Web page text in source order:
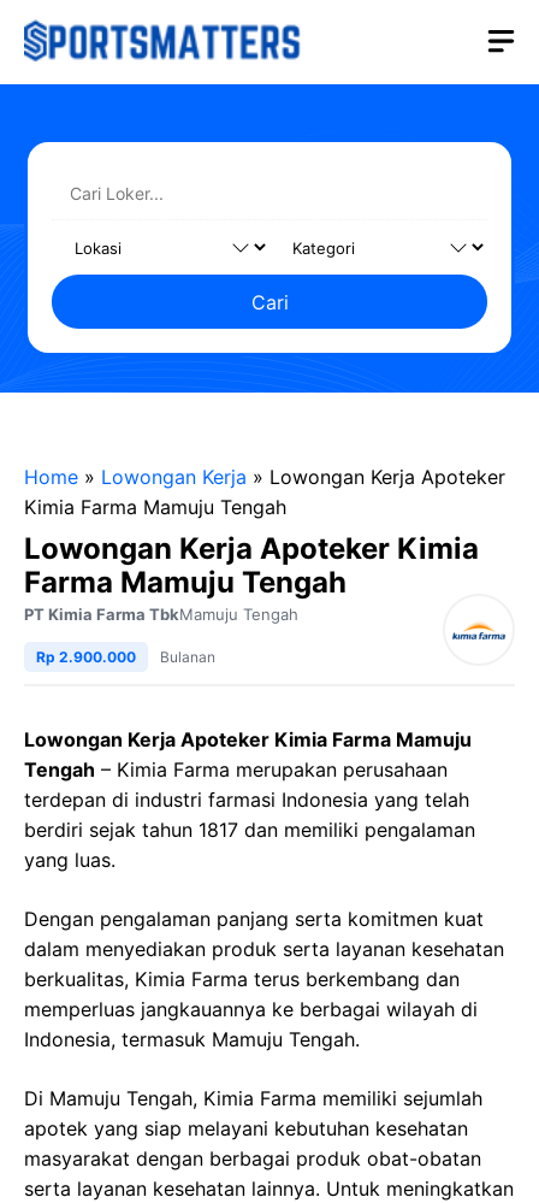
Langsung
Cari
Home » Lowongan Kerja » Lowongan Kerja Apoteker
Kimia Farma Mamuju Tengah
Lowongan Kerja Apoteker Kimia
Farma Mamuju Tengah
PT Kimia Farma TbkMamuju Tengah
Rp 2.900.000 Bulanan
Lowongan Kerja Apoteker Kimia Farma Mamuju
Tengah – Kimia Farma merupakan perusahaan
terdepan di industri farmasi Indonesia yang telah
berdiri sejak tahun 1817 dan memiliki pengalaman
yang luas.
Dengan pengalaman panjang serta komitmen kuat
dalam menyediakan produk serta layanan kesehatan
berkualitas, Kimia Farma terus berkembang dan
memperluas jangkauannya ke berbagai wilayah di
Indonesia, termasuk Mamuju Tengah.
Di Mamuju Tengah, Kimia Farma memiliki sejumlah
apotek yang siap melayani kebutuhan kesehatan
masyarakat dengan berbagai produk obat-obatan
serta layanan kesehatan lainnya. Untuk meningkatkan